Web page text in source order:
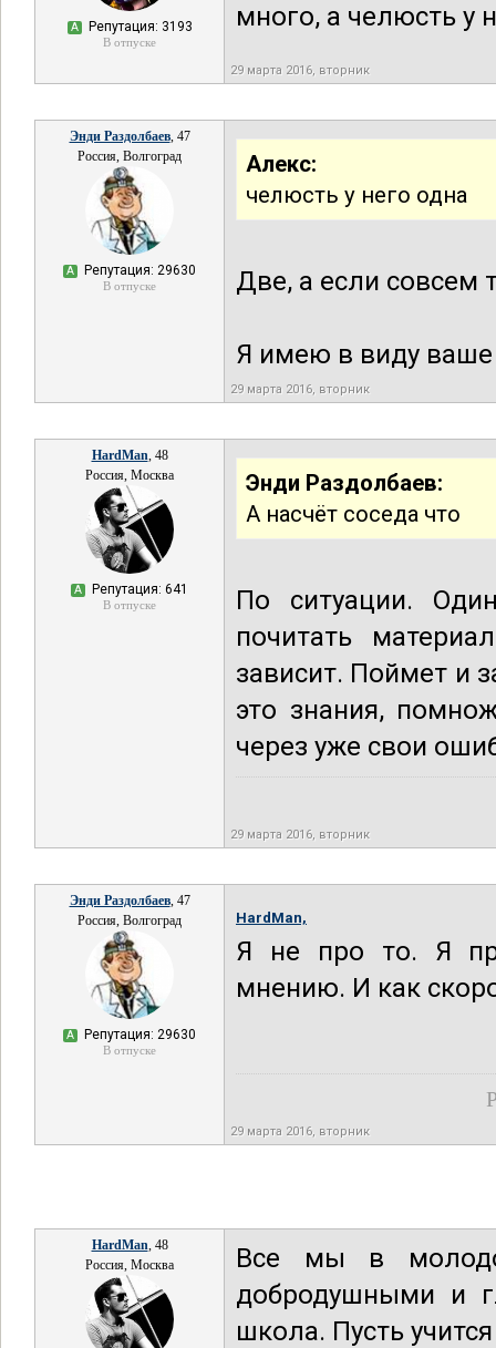
А Репутация: 3193
В отпуске
много, а челюсть у
29 марта 2016, вторник
Энди Раздолбаев, 47
Россия, Волгоград
А Репутация: 29630
В отпуске
Алекс:
челюсть у него одна
Две, а если совсем
Я имею в виду
29 марта 2016, вторник
HardMan, 48
Россия, Москва
А Репутация: 641
В отпуске
Энди Раздолбаев:
А насчёт соседа что
По ситуации.
почитать
зависит. Поймет и
это знания,
через уже свои
29 марта 2016, вторник
Энди Раздолбаев, 47
Россия, Волгоград
А Репутация: 29630
В отпуске
HardMan,
Я не про то. Я
мнению. И как
29 марта 2016, вторник
HardMan, 48
Россия, Москва
Все мы в
добродушными и
школа. Пусть